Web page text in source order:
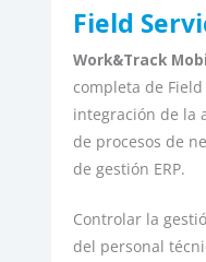
Field
Work&Track
completa de
integración de la
de procesos de
de gestión ERP.
Controlar la
del personal